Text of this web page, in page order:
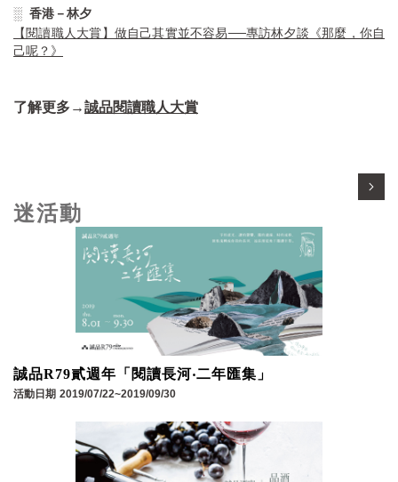
░ 香港－林夕
【閱讀職人大賞】做自己其實並不容易──專訪林夕談《那麼，你自
己呢？》
了解更多→誠品閱讀職人大賞
迷活動
誠品R79貳週年「閱讀長河‧二年匯集」
活動日期 2019/07/22~2019/09/30